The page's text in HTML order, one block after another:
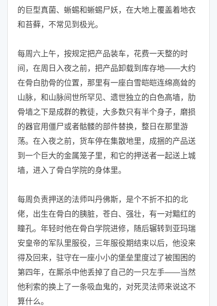
的巨型真菌、蜥蜴和蜥蜴尸妖，在大地上覆盖着地衣
和苔藓，不常见到极光。
每周六上午，按规定把产品装车，花费一天整的时
间，在周日入夜之前，把产品卸载到库存地——大约
在骨白肋骨的位置，那里有一座白雪皑皑连绵高耸的
山脉，和山脉间世所罕见、遗世独立的白色高墙，肋
骨墙之下是成群的教徒，大多数只有半个身子，磨损
的器官用僵尸或者骷髅的部件替换，整日在那里游
荡。在入夜之前，货车停在集散地里，成捆的产品送
到一个巨大的金属笼子里，和它的押送者一起送上城
墙，进入了骨白学院的身体里。
每周负责押送的法师叫丹佛斯，是个不折不扣的北
佬，出生在骨白的胰脏，苍白、强壮，有一对黯红的
瞳孔。年轻时他在骨白学院进修，随后辗转到亚玛瑞
安皇帝的军队里服役，三年服役期结束以后，他没来
得及回来，驻守在一座小小的堡垒里度过了被围困的
第四年，在厮杀中他丢掉了自己的一只左手——当然
他利索的换上了一条吸血鬼的，对死灵法师来说这不
算什么。